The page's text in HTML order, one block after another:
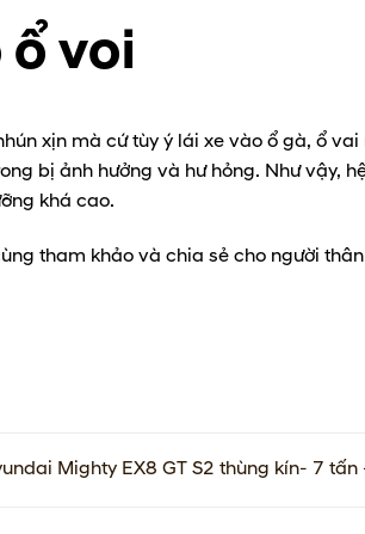
voi
xịn mà cứ tùy ý lái xe vào ổ gà, ổ
bị ảnh hưởng và hư hỏng. Như vậy,
khá cao.
tham khảo và chia sẻ cho người
Mighty EX8 GT S2 thùng kín- 7